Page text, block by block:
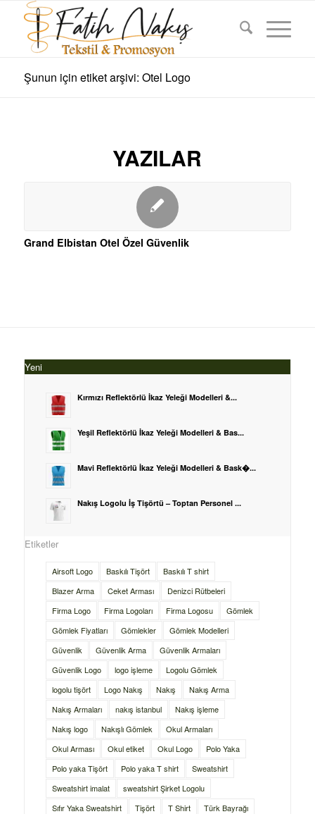
Şunun için etiket arşivi: Otel Logo
YAZILAR
Grand Elbistan Otel Özel Güvenlik
Yeni
Kırmızı Reflektörlü İkaz Yeleği Modelleri &...
Yeşil Reflektörlü İkaz Yeleği Modelleri & Bas...
Mavi Reflektörlü İkaz Yeleği Modelleri & Bask�...
Nakış Logolu İş Tişörtü – Toptan Personel ...
Etiketler
Airsoft Logo Baskılı Tişört
Baskılı T shirt
Blazer Arma
Ceket Arması
Denizci Rütbeleri
Firma Logo
Firma Logoları Firma Logosu
Gömlek
Gömlek Fiyatları
Gömlekler
Gömlek Modelleri
Güvenlik
Güvenlik Arma
Güvenlik Armaları
Güvenlik Logo
logo işleme
Logolu Gömlek
logolu tişört
Logo Nakış Nakış
Nakış Arma
Nakış Armaları
nakış istanbul
Nakış işleme
Nakış logo
Nakışlı Gömlek
Okul Armaları
Okul Arması
Okul etiket Okul Logo
Polo Yaka
Polo yaka Tişört
Polo yaka T shirt
Sweatshirt
Sweatshirt imalat
sweatshirt Şirket Logolu
Sıfır Yaka Sweatshirt
Tişört T Shirt
Türk Bayrağı